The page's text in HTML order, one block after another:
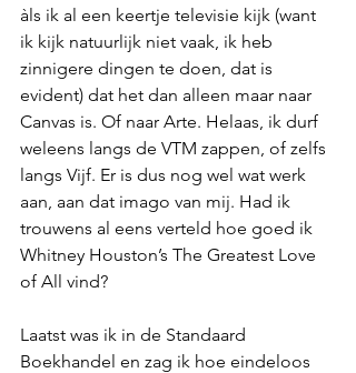
àls ik al een keertje televisie kijk (want
ik kijk natuurlijk niet vaak, ik heb
zinnigere dingen te doen, dat is
evident) dat het dan alleen maar naar
Canvas is. Of naar Arte. Helaas, ik durf
weleens langs de VTM zappen, of zelfs
langs Vijf. Er is dus nog wel wat werk
aan, aan dat imago van mij. Had ik
trouwens al eens verteld hoe goed ik
Whitney Houston’s The Greatest Love
of All vind?
Laatst was ik in de Standaard
Boekhandel en zag ik hoe eindeloos